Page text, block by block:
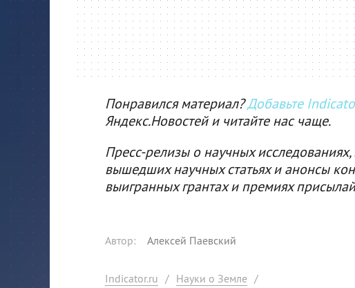
Понравился материал?Добавьте
Яндекс.Новостей и читайте нас чаще.
Пресс-релизы о научных
вышедших научных статьях и анонсы
выигранных грантах и премиях
Автор: Алексей Паевский
Indicator.ru / Науки о Земле /